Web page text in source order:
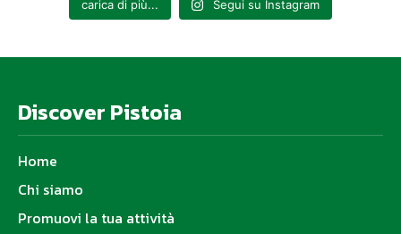
carica di più... Segui su Instagram
Discover Pistoia
Home
Chi siamo
Promuovi la tua attività